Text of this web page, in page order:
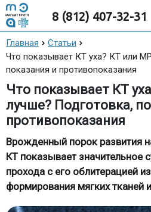
8 (812) 407-32-31
Главная
Статьи
Что показывает КТ уха? КТ или
показания и противопоказания
Что показывает КТ
лучше? Подготовка,
противопоказания
Врожденный порок развития
КТ показывает значительное
прохода с его облитерацией
формирования мягких тканей